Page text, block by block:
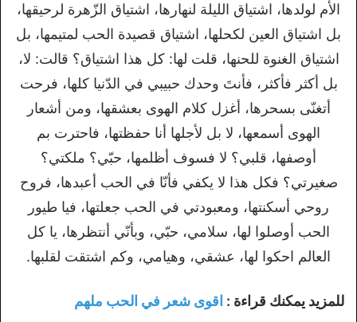
الأم لولدها، اشتياق الليلة لنهارها، اشتياق الزّهرة لرحيقها،
بل اشتياق العين لكحلها، اشتياق قصيدة الحب لمتيمها، بل
اشتياق الغنوة للحنها، قلت لها: كل هذا اشتياق؟ قالت: لا،
بل أكثر فأكثر، فأنتَ وحدك حبيبي في الدّنيا كلها، فرحت
أتغنّى بسحرها، أغزل كلام الهوى بعشقها، ومن أشعار
الهوى أسمعها، لا بل لأجلها أنا حفظتها، فاحترت بم
أوصفها، قلبي؟ لا فسوف أظلمها، حبّي؟ ملكتي؟
صغيرتي؟ فكل هذا لا يكفي فأنّا في الحب أعبدها، فروح
روحي أسكنتها، ومعبودتي في الحب جعلتها، فيا طيور
الحب أوصلوا لها، سلامي، حبّي، وبأنّي أنتظرها، يا كل
العالم احكوا لها، عشقي، وهيامي، وكم اشتقت لقلبها.
للمزيد يمكنك قراءة : اقوى شعر في الحب ملهم